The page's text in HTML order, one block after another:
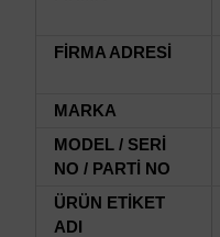
FİRMA ADRESİ
MARKA
MODEL / SERİ
NO / PARTİ NO
ÜRÜN ETİKET
ADI